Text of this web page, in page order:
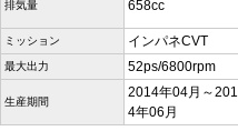
排気量 658cc
ミッション インパネCVT
最大出力 52ps/6800rpm
生産期間
2014年04月～201
4年06月